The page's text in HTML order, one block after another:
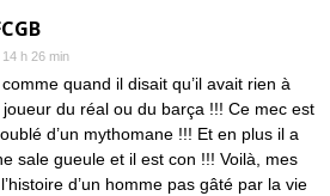
h 26 min
comme quand il disait qu’il avait rien à
du réal ou du barça !!! Ce mec est
d’un mythomane !!! Et en plus il a
sale gueule et il est con !!! Voilà, mes
d’un homme pas gâté par la vie